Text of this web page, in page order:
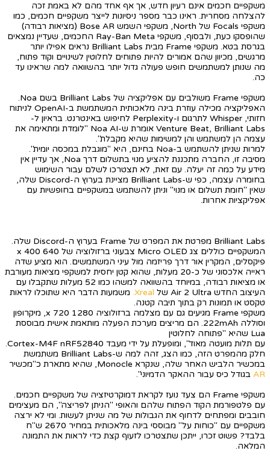
משקפיים חכמים אינם רעיון חדש, אך אף אחד מהם לא באמת זכה
להצלחה מסחרית. ראינו כבר מספר ניסיונות לייצר משקפיים חכמים, כמו
משקפי Focals של North, משקפי השמש Bose AR (מציאות רבודה)
שהופסקו כעת, ולבסוף, משקפי Ray-Ban Meta החכמים, שעדיין נמצאים
בגרסת בטא. משקפי Frame מבית Brilliant Labs נראים אפילו יותר
מרגשים, מכיוון שהם אמורים להיות פתוחים לחלוטין לשינויים וקוד פתוח,
מה שנותן למשתמשים חופש פעולה גדול יותר בהשוואה למה שראינו עד
כה.
משקפי Frame משולבים עם אפליקציה של Brilliant Labs בשם Noa.
האפליקציה מכילה עוזרת בינה מלאכותית המשתמשת ב-OpenAI לניתוח
חזותי, Whisper לתרגום ו-Perplexity לחיפוש באינטרנט. בראיון ל-
Venture Beat, Brilliant Labs אומרת ש-Noa AI "לומדת ומתאימה את
עצמה הן למשתמש והן למשימות שהיא מקבלת".
למרות שניתן להשתמש ב-Noa בחינם, היא "מוגבלת במכסה יומית".
מסיבה זו, החברה מתכננת להציע מנוי בתשלום דרך Noa, אך עדיין אין
מידע על כמה זה יעלה. עם זאת, לא תצטרכו לשלם עבור השימוש
בחומרה עצמה, כפי ש-Brilliant Labs מציינת בערוץ ה-Discord שלה,
שאין "חומת תשלום או מנוי" וניתן להשתמש במשקפיים בחופשיות עם
אפליקציות אחרות.
Brilliant Labs מפרטת את המפרט של Frame בערוץ ה-Discord שלה.
המשקפיים כוללים צג Micro OLED צבעוני ברזולוציה של 640 x 400
פיקסלים, המקרין אור דרך פריזמה מול עיני המשתמשים. הוא מציע שדה
ראייה אלכסוני של כ-20 מעלות, שהוא קטן יחסית למשקפי מציאות מעורבת
או מציאות רבודה, במיוחד בהשוואה למשהו כמו 52 מעלות שתקבלו עם
העיצוב החדש Air 2 Ultra של
משמעות הדבר היא שתוכלו לראות
טקסט או תמונות רק בתוך תיבה קטנה.
משקפי Frame מגיעים גם עם מצלמה ברזולוציה 1280 x 720, מיקרופון
וסוללה 222mAh. הם מריצים מערכת הפעלה מותאמת אישית מבוססת
Lua שהיא "פתוחה לחלוטין
עם תלות מועטה מאוד", ומופעלת על ידי מעבד Cortex-M4F nRF52840.
חלק מהמפרט הזה, כמו הצג, זהה למה ש-Brilliant Labs משתמשת
במכשיר הלביש האחר שלה, שנקרא Monocle, שהיא מתארת כ"מכשיר
AR בגודל כיס עבור ההאקר הדמיוני".
משקפי Frame הם צעד נועז לקראת דמוקרטיזציה של משקפיים חכמים.
עם פלטפורמת הקוד הפתוח שלהם והאופי "הניתן לפריצה", הם מעצימים
חובבים ומפתחים לדחוף את הגבולות של מה שניתן לעשות. ומי לא ירצה
משקפיים עם "כוחות על" מבוססי בינה מלאכותית במחיר 2670 ש"ח
בלבד? פשוט זכרו, ייתכן שתצטרכו לזעוף קצת כדי לראות את התמונה
המלאה.